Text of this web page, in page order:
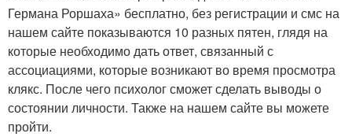
Германа Роршаха» бесплатно, без регистрации и смс на
нашем сайте показываются 10 разных пятен, глядя на
которые необходимо дать ответ, связанный с
ассоциациями, которые возникают во время просмотра
клякс. После чего психолог сможет сделать выводы о
состоянии личности. Также на нашем сайте вы можете
пройти.